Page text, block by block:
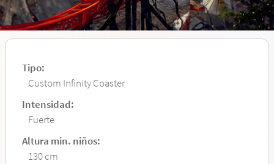
Tipo:
Custom Infinity Coaster
Intensidad:
Fuerte
Altura min. niños:
130 cm